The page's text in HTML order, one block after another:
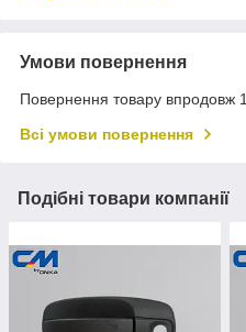
Умови повернення
Повернення товару впродовж
Всі умови повернення
Подібні товари компанії